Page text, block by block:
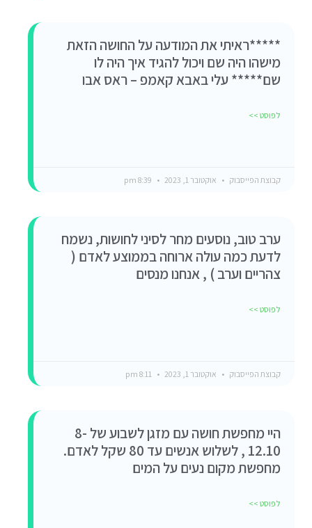
*****ראיתי את המודעה על החושה הזאת
מישהו היה שם ויכול להגיד איך היה לו
שם***** עלי באבא קאמפ – ראס אבו
לפוסט >>
קבוצת הפייסבוק אוקטובר 1, 2023
ערב טוב, נוסעים מחר לסיני לחושות, נשמח
לדעת כמה עולה ארוחה בממוצע לאדם (
צהריים וערב ) , אנחנו מנסים
לפוסט >>
קבוצת הפייסבוק אוקטובר 1, 2023
היי מחפשת חושה עם מזגן לשבוע של 8-
12.10 , לשלוש אנשים עד 80 שקל לאדם.
מחפשת מקום נעים על המים
לפוסט >>